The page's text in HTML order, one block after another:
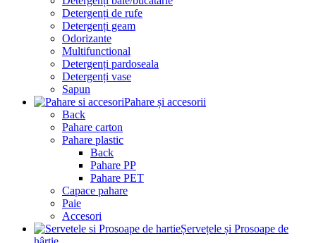
Detergenți de rufe
Detergenți geam
Odorizante
Multifunctional
Detergenți pardoseala
Detergenți vase
Sapun
Pahare și accesorii
Back
Pahare carton
Pahare plastic
Back
Pahare PP
Pahare PET
Capace pahare
Paie
Accesori
Șervețele și Prosoape de